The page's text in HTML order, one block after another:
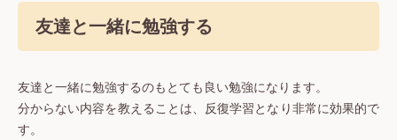
友達と一緒に勉強する
友達と一緒に勉強するのもとても良い勉強になります。
分からない内容を教えることは、反復学習となり非常に効果的で
す。